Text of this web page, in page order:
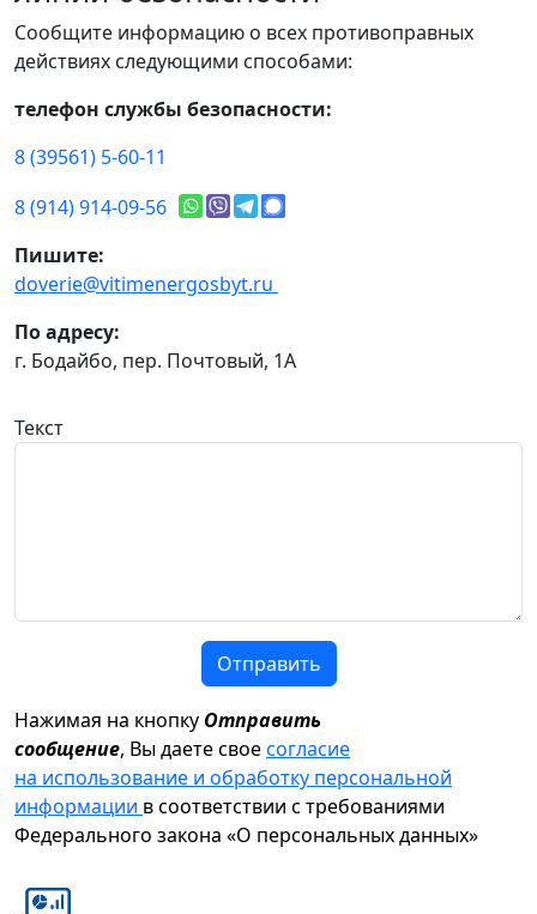
Сообщите информацию о всех противоправных
действиях следующими способами:
телефон службы безопасности:
8 (39561) 5-60-11
8 (914) 914-09-56
Пишите:
doverie@vitimenergosbyt.ru
По адресу:
г. Бодайбо, пер. Почтовый, 1А
Текст
Отправить
Нажимая на кнопку Отправить
сообщение, Вы даете своесогласие
на использование и обработку персональной
информации в соответствии с требованиями
Федерального закона «О персональных данных»